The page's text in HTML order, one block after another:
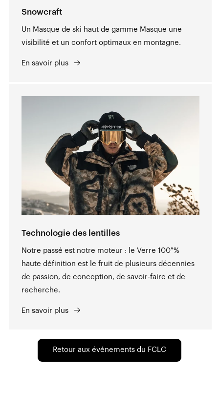
Snowcraft
Un Masque de ski haut de gamme Masque une
visibilité et un confort optimaux en montagne.
En savoir plus
Technologie des lentilles
Notre passé est notre moteur : le Verre 100 %
haute définition est le fruit de plusieurs décennies
de passion, de conception, de savoir-faire et de
recherche.
En savoir plus
Retour aux événements du FCLC